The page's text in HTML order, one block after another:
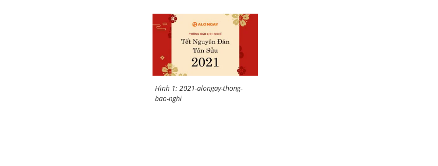
Hình 1: 2021-alongay-thong-
bao-nghi